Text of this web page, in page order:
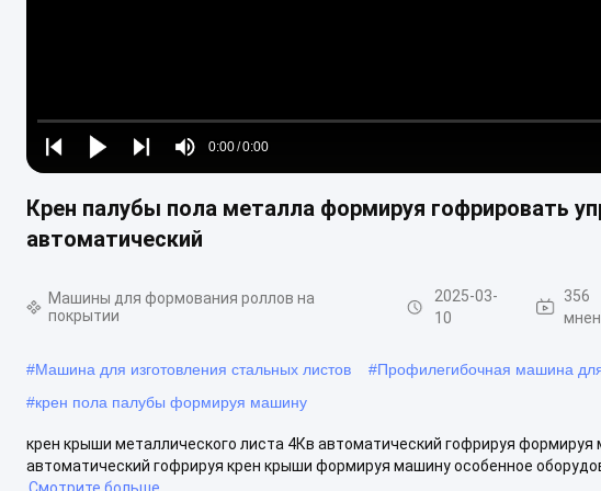
Play
Play
Play
Mute
Time
0:00/0:00
Loaded:
0%
Крен палубы пола металла формируя гофрировать
автоматический
Машины для формования роллов на
покрытии
2025-03-
10
356
#Машина для изготовления стальных листов #Профилегибочная машина
#крен пола палубы формируя машину
крен крыши металлического листа 4Кв автоматический гофрируя
автоматический гофрируя крен крыши формируя машину особенное
Смотрите больше